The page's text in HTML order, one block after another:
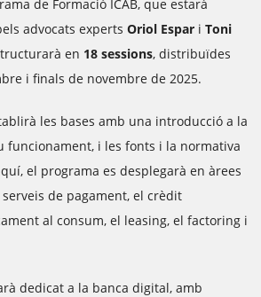
de Formació ICAB, que estarà
advocats experts Oriol Espar i Toni
en 18 sessions, distribuïdes
i finals de novembre de 2025.
les bases amb una introducció a la
funcionament, i les fonts i la normativa
el programa es desplegarà en àrees
de pagament, el crèdit
al consum, el leasing, el factoring i
dedicat a la banca digital, amb